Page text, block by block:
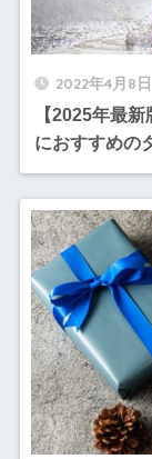
2022年4月8日
【2025年最
におすすめの